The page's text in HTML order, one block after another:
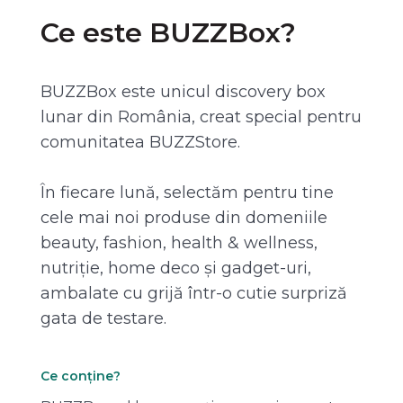
Ce este BUZZBox?
BUZZBox este unicul discovery box
lunar din România, creat special pentru
comunitatea BUZZStore.
În fiecare lună, selectăm pentru tine
cele mai noi produse din domeniile
beauty, fashion, health & wellness,
nutriție, home deco și gadget-uri,
ambalate cu grijă într-o cutie surpriză
gata de testare.
Ce conține?